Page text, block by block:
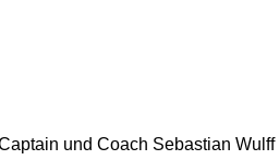
und Coach Sebastian Wulff